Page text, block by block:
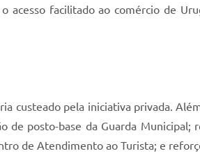
facilitado ao comércio de
custeado pela iniciativa privada.
posto-base da Guarda Municipal;
de Atendimento ao Turista; e